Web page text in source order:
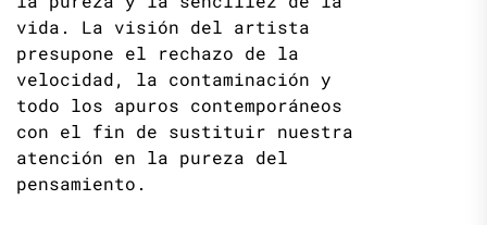
vida. La visión del artista
presupone el rechazo de la
velocidad, la contaminación y
todo los apuros contemporáneos
con el fin de sustituir nuestra
atención en la pureza del
pensamiento.